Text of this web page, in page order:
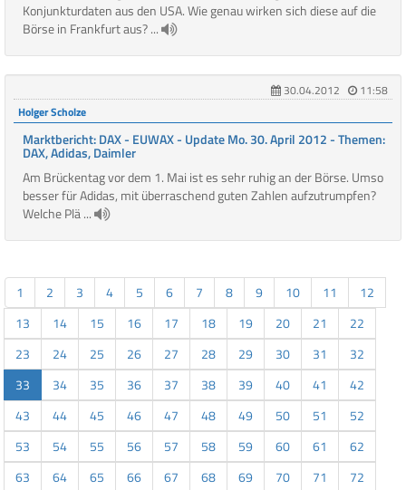
Konjunkturdaten aus den USA. Wie genau wirken sich diese auf die
Börse in Frankfurt aus? ...
30.04.2012
11:58
Holger Scholze
Marktbericht: DAX - EUWAX - Update Mo. 30. April 2012 - Themen:
DAX, Adidas, Daimler
Am Brückentag vor dem 1. Mai ist es sehr ruhig an der Börse. Umso
besser für Adidas, mit überraschend guten Zahlen aufzutrumpfen?
Welche Plä ...
1 2 3 4 5 6 7 8 9 10 11
12
13
14 15 16 17 18 19 20 21
22
23
24 25 26 27 28 29 30 31
32
33
34 35 36 37 38 39 40 41
42
43
44 45 46 47 48 49 50 51
52
53
54 55 56 57 58 59 60 61
62
63
64 65 66 67 68 69 70 71 72